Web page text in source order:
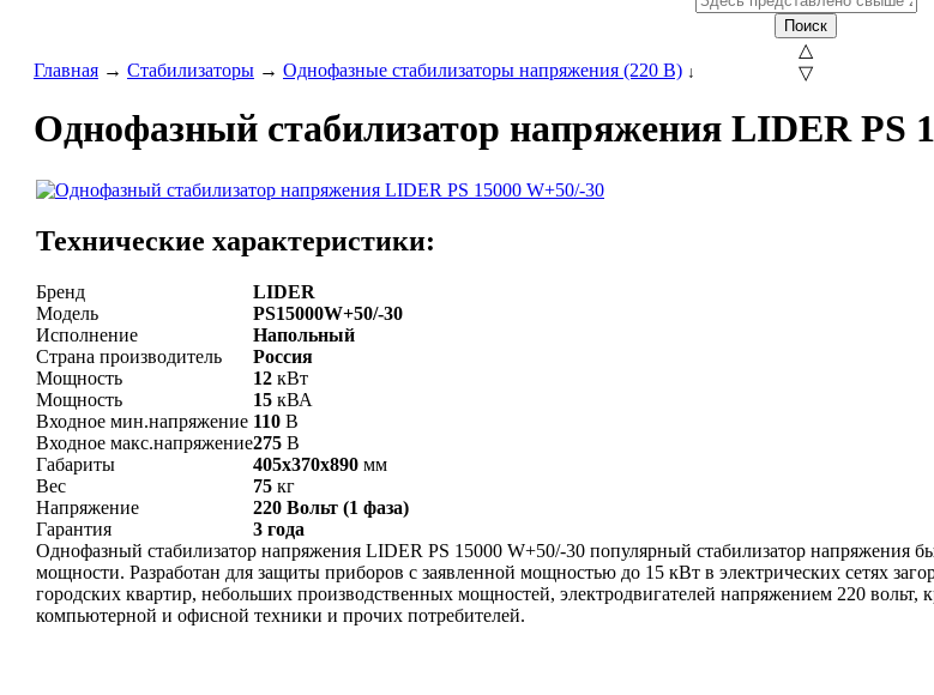
Поиск
△
▽
Главная → Стабилизаторы → Однофазные стабилизаторы напряжения (220 В) ↓
Однофазный стабилизатор напряжения LIDER PS
Технические характеристики:
Бренд
LIDER
Модель
PS15000W+50/-30
Исполнение
Напольный
Страна производитель
Россия
Мощность
12 кВт
Мощность
15 кВА
Входное мин.напряжение 110 В
Входное макс.напряжение275 В
Габариты
405x370x890 мм
Вес
75 кг
Напряжение
220 Вольт (1 фаза)
Гарантия
3 года
Однофазный стабилизатор напряжения LIDER PS 15000 W+50/-30 популярный стабилизатор напряжения
мощности. Разработан для защиты приборов с заявленной мощностью до 15 кВт в электрических сетях
городских квартир, небольших производственных мощностей, электродвигателей напряжением 220 вольт,
компьютерной и офисной техники и прочих потребителей.